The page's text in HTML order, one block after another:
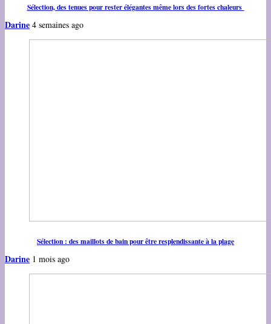
Sélection, des tenues pour rester élégantes même lors des fortes chaleurs
Darine 4 semaines ago
Sélection : des maillots de bain pour être resplendissante à la plage
Darine 1 mois ago